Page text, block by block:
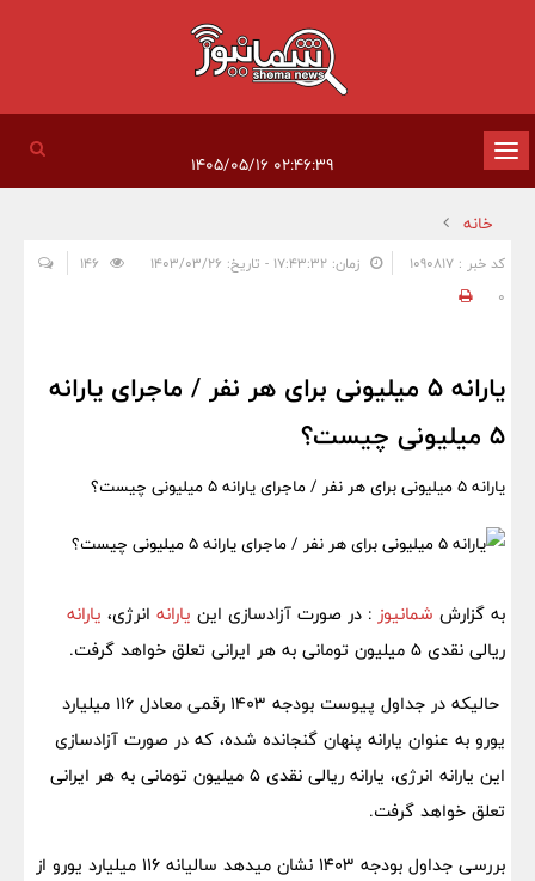
تغییر
وضعیت
ناوبری
خانه
کد خبر : 1090817 زمان: ۱۷:۴۳:۳۲ - تاریخ: ۱۴۰۳/۰۳/۲۶
0
یارانه 5 میلیونی برای هر نفر / ماجرای یارانه‌
5 میلیونی چیست؟
یارانه 5 میلیونی برای هر نفر / ماجرای یارانه‌ 5 میلیونی چیست؟
به گزارش شمانیوز : در صورت آزادسازی این یارانه انرژی، یارانه
ریالی نقدی ۵ میلیون تومانی به هر ایرانی تعلق خواهد گرفت.
حالیکه در جداول پیوست بودجه ۱۴۰۳ رقمی معادل ۱۱۶ میلیارد
یورو به عنوان یارانه پنهان گنجانده شده،‌ که در صورت آزادسازی
این یارانه انرژی، یارانه ریالی نقدی ۵ میلیون تومانی به هر ایرانی
تعلق خواهد گرفت.
بررسی جداول بودجه ۱۴۰۳ نشان میدهد سالیانه ۱۱۶ میلیارد یورو از